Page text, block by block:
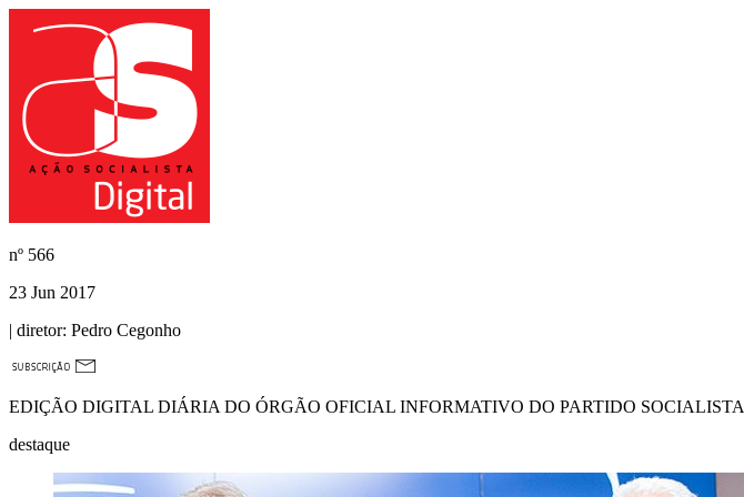
nº 566
23 Jun 2017
| diretor: Pedro Cegonho
EDIÇÃO DIGITAL DIÁRIA DO ÓRGÃO OFICIAL INFORMATIVO DO PARTIDO SOCIALISTA
destaque